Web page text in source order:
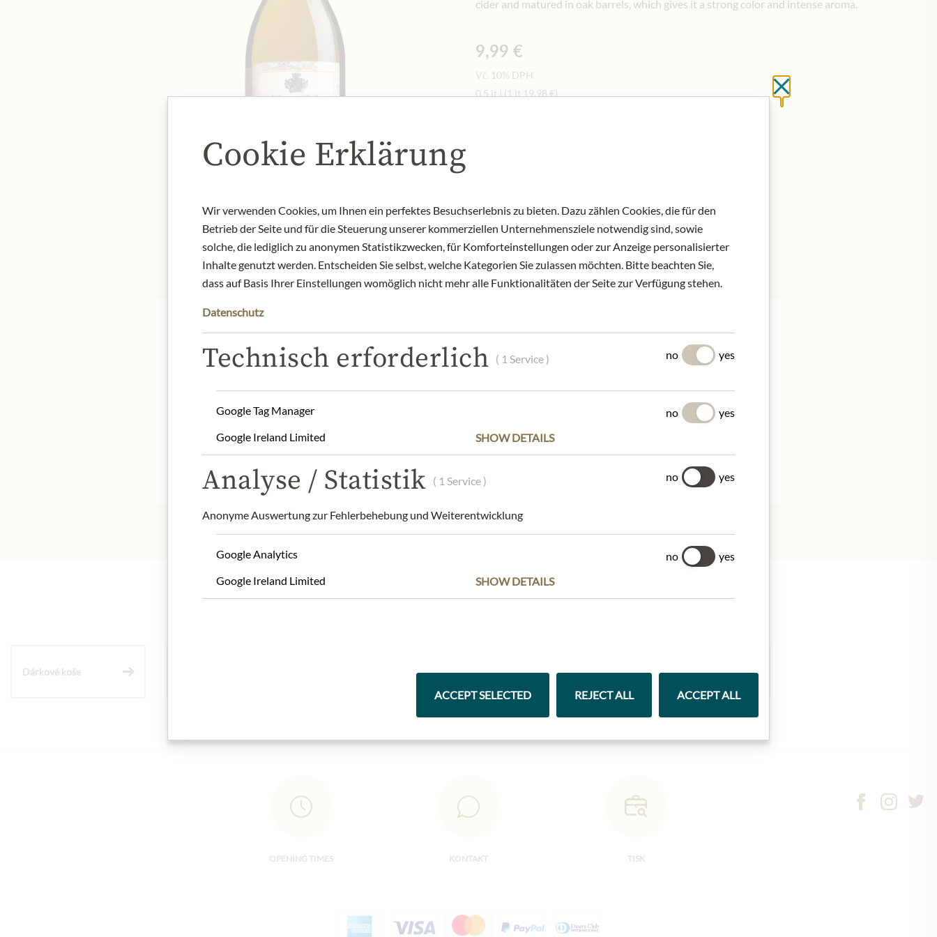
cider and matured in oak barrels, which gives it a strong color and intense aroma.
9,99 €
Vč. 10% DPH
0.5 lt
(1 lt 19,98 €)
POPIS SLOŽENÍ A ALERGENY
Product name: Cider vinegar - 500ml
Storage: Store in a cool, dry place away from light.
* Wir bitten um Verständnis, dass das Produktdesign von der Abbildung abweichen kann.
Dárkové koše Vína Marmelády
OPENING TIMES KONTAKT TISK
Close without saving
Cookie Erklärung
Wir verwenden Cookies, um Ihnen ein perfektes Besuchserlebnis zu bieten. Dazu zählen Cookies, die für den
Betrieb der Seite und für die Steuerung unserer kommerziellen Unternehmensziele notwendig sind, sowie
solche, die lediglich zu anonymen Statistikzwecken, für Komforteinstellungen oder zur Anzeige personalisierter
Inhalte genutzt werden. Entscheiden Sie selbst, welche Kategorien Sie zulassen möchten. Bitte beachten Sie,
dass auf Basis Ihrer Einstellungen womöglich nicht mehr alle Funktionalitäten der Seite zur Verfügung stehen.
Datenschutz
Technisch erforderlich ( 1 Service ) no yes
Google Tag Manager no
yes
Google Ireland Limited
SHOW DETAILS
Analyse / Statistik ( 1 Service )
Anonyme Auswertung zur Fehlerbehebung und Weiterentwicklung
no yes
Google Analytics no
yes
Google Ireland Limited
SHOW DETAILS
ACCEPT SELECTED REJECT ALL ACCEPT ALL